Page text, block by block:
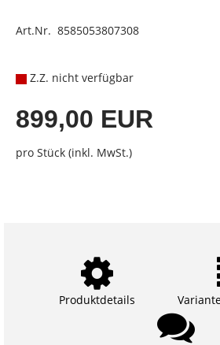
Art.Nr. 8585053807308
Z.Z. nicht verfügbar
899,00 EUR
pro Stück (inkl. MwSt.)
Produktdetails